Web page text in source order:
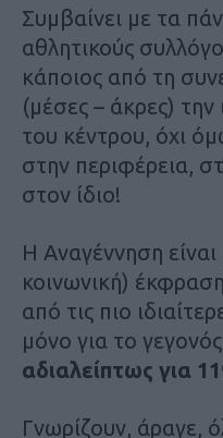
Συμβαίνει με τα
αθλητικούς
κάποιος από τη
(μέσες – άκρες)
του κέντρου, όχι
στην περιφέρεια,
στον ίδιο!
Η Αναγέννηση είναι
κοινωνική)
από τις πιο
μόνο για το γεγονός
αδιαλείπτως για
Γνωρίζουν, άραγε,